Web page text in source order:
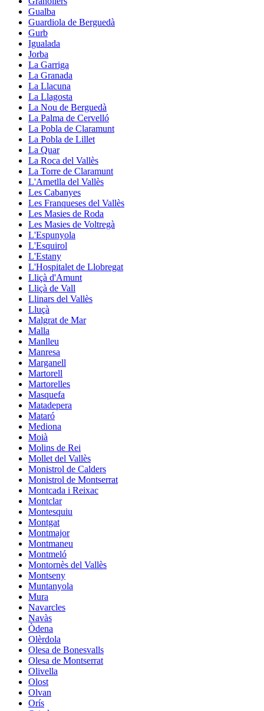
Gualba
Guardiola de Berguedà
Gurb
Igualada
Jorba
La Garriga
La Granada
La Llacuna
La Llagosta
La Nou de Berguedà
La Palma de Cervelló
La Pobla de Claramunt
La Pobla de Lillet
La Quar
La Roca del Vallès
La Torre de Claramunt
L'Ametlla del Vallès
Les Cabanyes
Les Franqueses del Vallès
Les Masies de Roda
Les Masies de Voltregà
L'Espunyola
L'Esquirol
L'Estany
L'Hospitalet de Llobregat
Lliçà d'Amunt
Lliçà de Vall
Llinars del Vallès
Lluçà
Malgrat de Mar
Malla
Manlleu
Manresa
Marganell
Martorell
Martorelles
Masquefa
Matadepera
Mataró
Mediona
Moià
Molins de Rei
Mollet del Vallès
Monistrol de Calders
Monistrol de Montserrat
Montcada i Reixac
Montclar
Montesquiu
Montgat
Montmajor
Montmaneu
Montmeló
Montornès del Vallès
Montseny
Muntanyola
Mura
Navarcles
Navàs
Òdena
Olèrdola
Olesa de Bonesvalls
Olesa de Montserrat
Olivella
Olost
Olvan
Orís